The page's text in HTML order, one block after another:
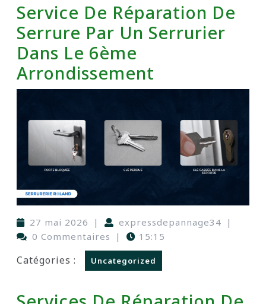
Service De Réparation De
Serrure Par Un Serrurier
Dans Le 6ème
Arrondissement
27 mai 2026 | expressdepannage34 |
0 Commentaires
| 15:15
Catégories : Uncategorized